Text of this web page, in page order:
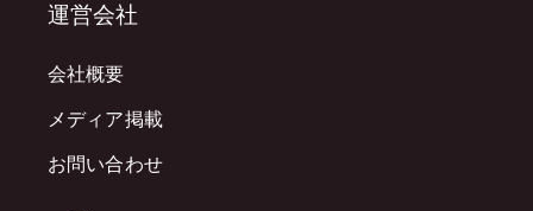
運営会社
会社概要
メディア掲載
お問い合わせ